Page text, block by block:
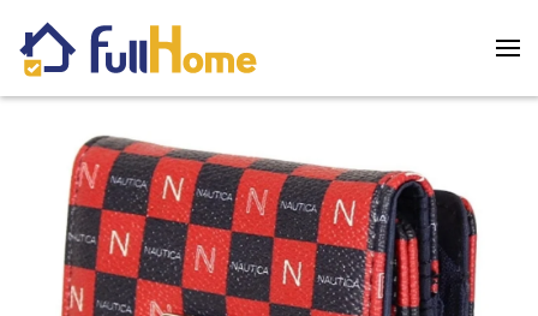
Skip to main content